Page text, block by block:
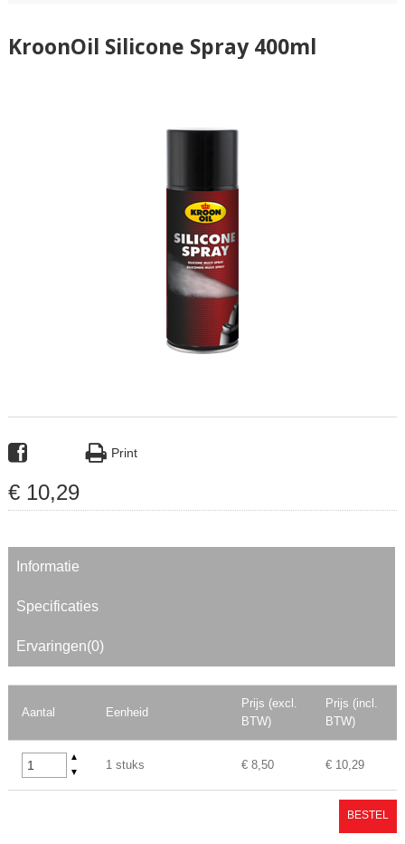
Print
KroonOil Silicone Spray 400ml
€ 10,29
Informatie
Specificaties
Ervaringen(0)
Aantal Eenheid
Prijs (excl.
BTW)
Prijs (incl.
BTW)
▲
▼
1 stuks € 8,50 € 10,29
BESTEL